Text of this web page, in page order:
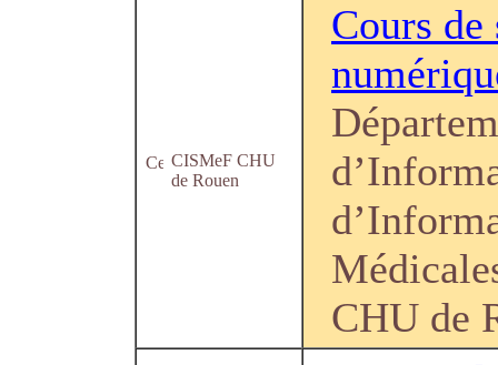
CISMeF CHU
de Rouen
Cours de
CHU de